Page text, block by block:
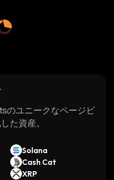
のユニークなページビ
た資産。
Solana
Cash Cat
XRP